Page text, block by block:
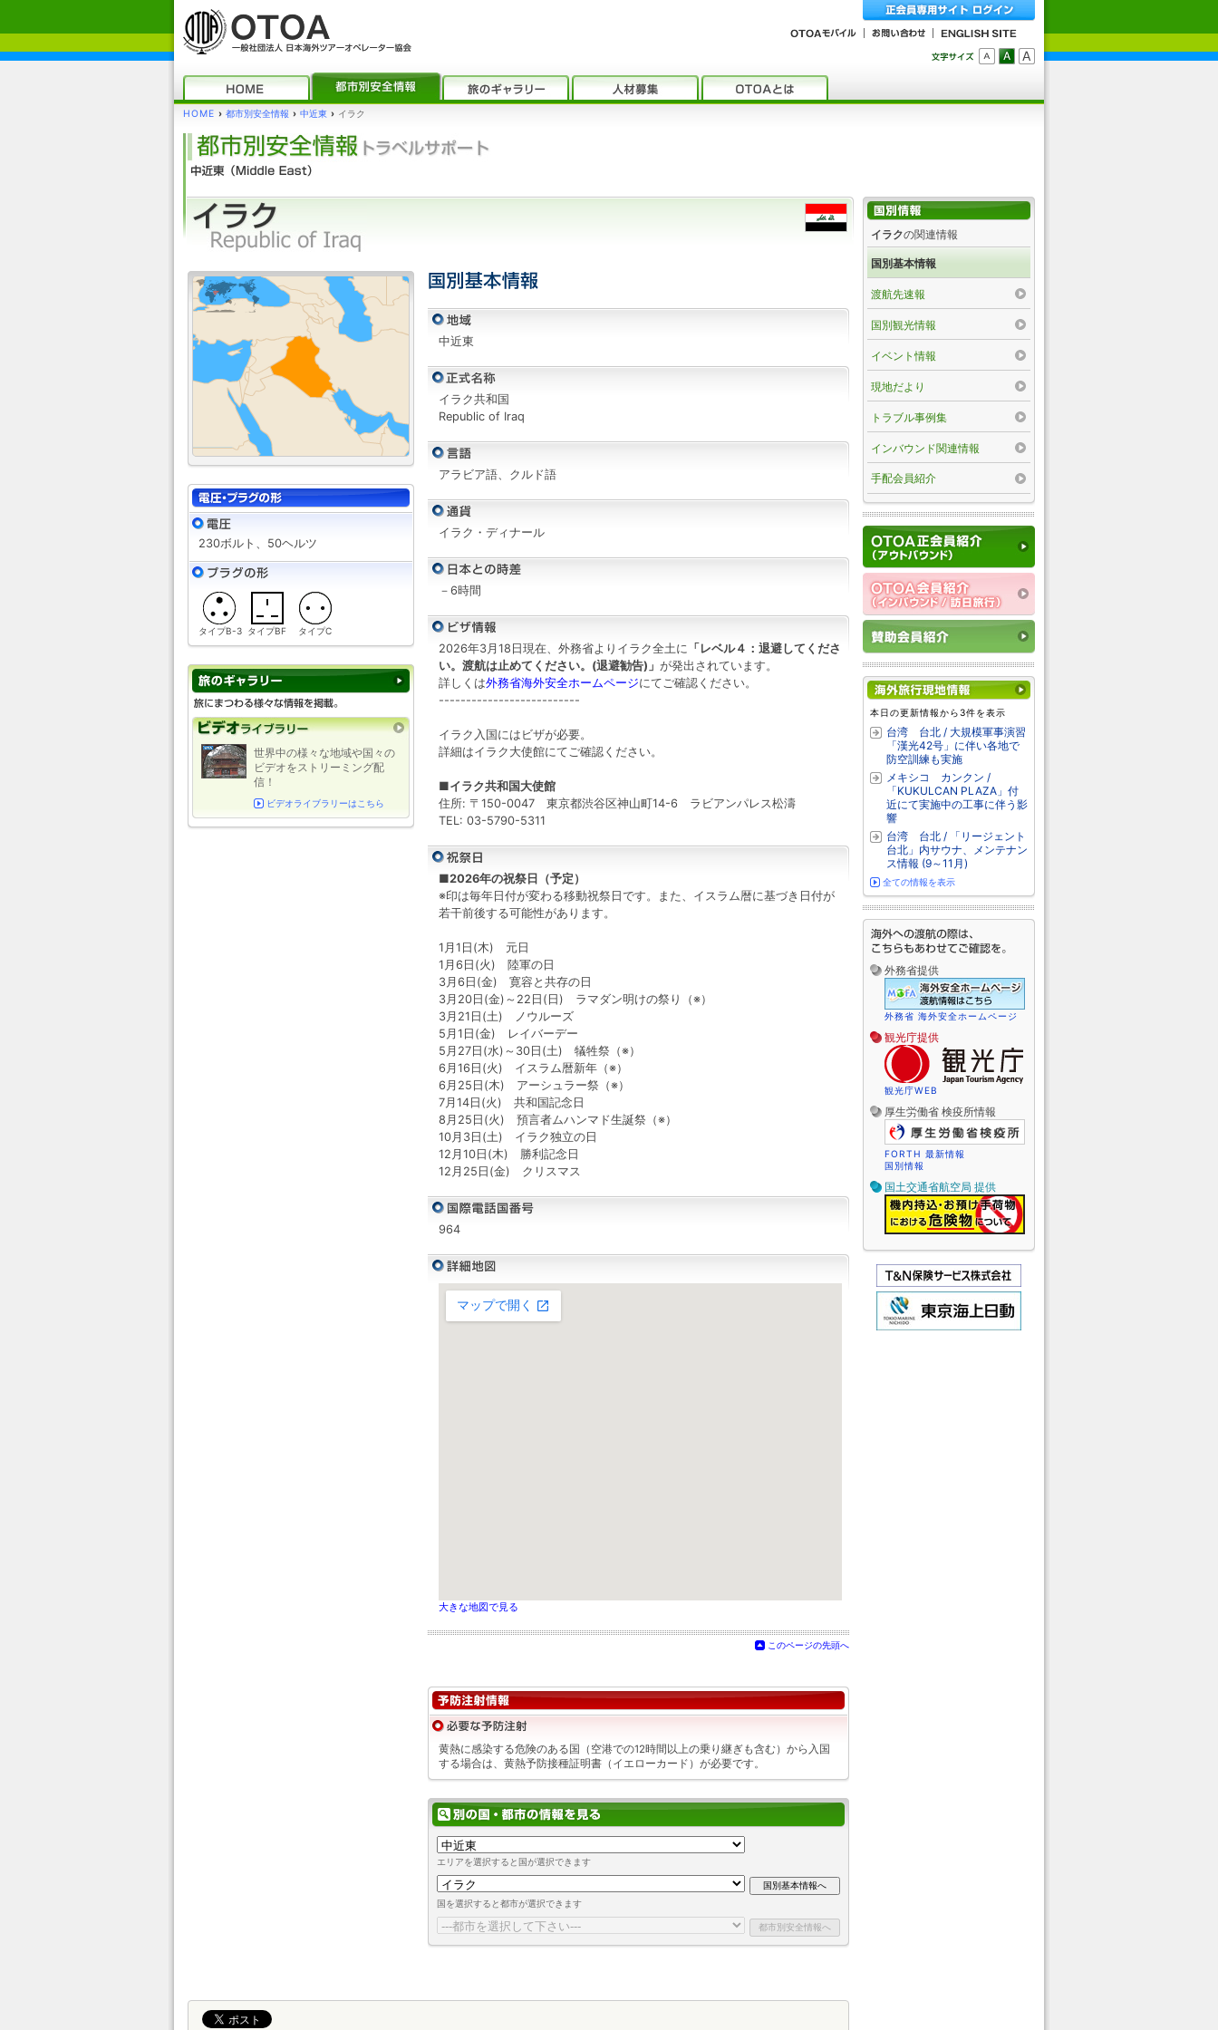
HOME › 都市別安全情報 › 中近東 › イラク
中近東
イラク共和国
Republic of Iraq
アラビア語、クルド語
イラク・ディナール
－6時間
2026年3月18日現在、外務省よりイラク全土に 「レベル４：退避してくださ
い。渡航は止めてください。(退避勧告)」 が発出されています。
詳しくは外務省海外安全ホームページにてご確認ください。
--------------------------
イラク入国にはビザが必要。
詳細はイラク大使館にてご確認ください。
■イラク共和国大使館
住所: 〒150-0047 東京都渋谷区神山町14-6 ラビアンパレス松濤
TEL: 03-5790-5311
■2026年の祝祭日（予定）
※印は毎年日付が変わる移動祝祭日です。また、イスラム暦に基づき日付が
若干前後する可能性があります。
1月1日(木) 元日
1月6日(火) 陸軍の日
3月6日(金) 寛容と共存の日
3月20日(金)～22日(日) ラマダン明けの祭り（※）
3月21日(土) ノウルーズ
5月1日(金) レイバーデー
5月27日(水)～30日(土) 犠牲祭（※）
6月16日(火) イスラム暦新年（※）
6月25日(木) アーシュラー祭（※）
7月14日(火) 共和国記念日
8月25日(火) 預言者ムハンマド生誕祭（※）
10月3日(土) イラク独立の日
12月10日(木) 勝利記念日
12月25日(金) クリスマス
964
大きな地図で見る
このページの先頭へ
黄熱に感染する危険のある国（空港での12時間以上の乗り継ぎも含む）から入国
する場合は、黄熱予防接種証明書（イエローカード）が必要です。
エリアを選択すると国が選択できます
国を選択すると都市が選択できます
230ボルト、50ヘルツ
タイプB-3 タイプBF タイプC
世界中の様々な地域や国々の
ビデオをストリーミング配
信！
ビデオライブラリーはこちら
イラクの関連情報
国別基本情報
渡航先速報
国別観光情報
イベント情報
現地だより
トラブル事例集
インバウンド関連情報
手配会員紹介
本日の更新情報から3件を表示
台湾 台北 / 大規模軍事演習
「漢光42号」に伴い各地で
防空訓練も実施
メキシコ カンクン /
「KUKULCAN PLAZA」付
近にて実施中の工事に伴う影
響
台湾 台北 / 「リージェント
台北」内サウナ、メンテナン
ス情報 (9～11月)
全ての情報を表示
外務省提供
外務省 海外安全ホームページ
観光庁提供
観光庁WEB
厚生労働省 検疫所情報
FORTH 最新情報
国別情報
国土交通省航空局 提供